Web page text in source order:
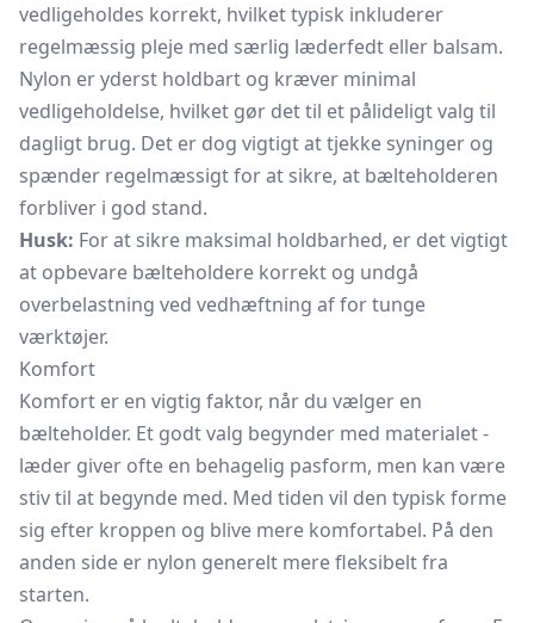
vedligeholdes korrekt, hvilket typisk inkluderer
regelmæssig pleje med særlig læderfedt eller balsam.
Nylon er yderst holdbart og kræver minimal
vedligeholdelse, hvilket gør det til et pålideligt valg til
dagligt brug. Det er dog vigtigt at tjekke syninger og
spænder regelmæssigt for at sikre, at bælteholderen
forbliver i god stand.
Husk: For at sikre maksimal holdbarhed, er det vigtigt
at opbevare bælteholdere korrekt og undgå
overbelastning ved vedhæftning af for tunge
værktøjer.
Komfort
Komfort er en vigtig faktor, når du vælger en
bælteholder. Et godt valg begynder med materialet -
læder giver ofte en behagelig pasform, men kan være
stiv til at begynde med. Med tiden vil den typisk forme
sig efter kroppen og blive mere komfortabel. På den
anden side er nylon generelt mere fleksibelt fra
starten.